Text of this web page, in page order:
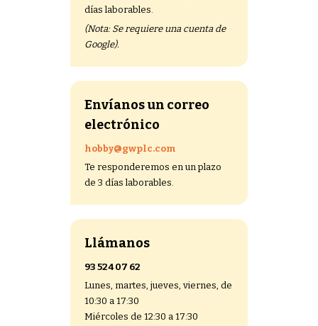
días laborables.
(Nota: Se requiere una cuenta de
Google).
Envíanos un correo
electrónico
hobby@gwplc.com
Te responderemos en un plazo
de 3 días laborables.
Llámanos
93 524 07 62
Lunes, martes, jueves, viernes, de
10:30 a 17:30
Miércoles de 12:30 a 17:30